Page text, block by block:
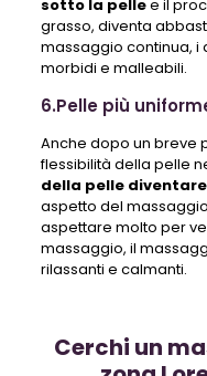
sotto la pellee il
grasso, diventa
massaggio continua, i
morbidi e malleabili.
6.Pelle più
Anche dopo un breve
flessibilità della pelle
della pelle
aspetto del
aspettare molto per
massaggio, il
rilassanti e calmanti.
Cerchi un